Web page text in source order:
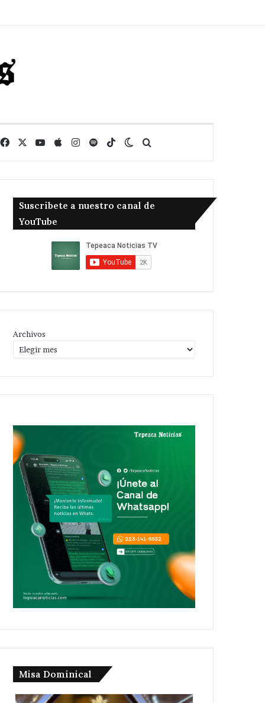
FacebookYouTube
AppleInstagram
SpotifyTikTokSwitch skin
Suscribete a nuestro canal de
YouTube
Archivos
Misa Dominical